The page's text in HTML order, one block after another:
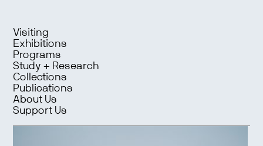
Visiting
Exhibitions
Programs
Study + Research
Collections
Publications
About Us
Support Us